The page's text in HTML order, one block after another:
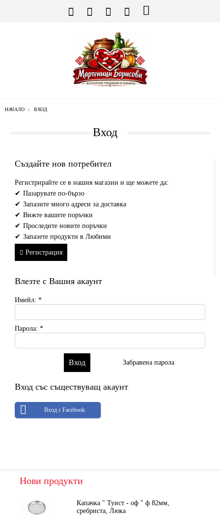
НАЧАЛО ВХОД
Вход
Създайте нов потребител
Регистрирайте се в нашия магазин и ще можете да:
Пазарувате по-бързо
Запазите много адреси за доставка
Вижте вашите поръчки
Проследите новите поръчки
Запазете продукти в Любими
Регистрация
Влезте с Вашия акаунт
Имейл: *
Парола: *
Забравена парола
Вход със съществуващ акаунт
Вход с Facebook
Нови продукти
Капачка " Туист - оф " ф 82мм,
сребриста, Люка